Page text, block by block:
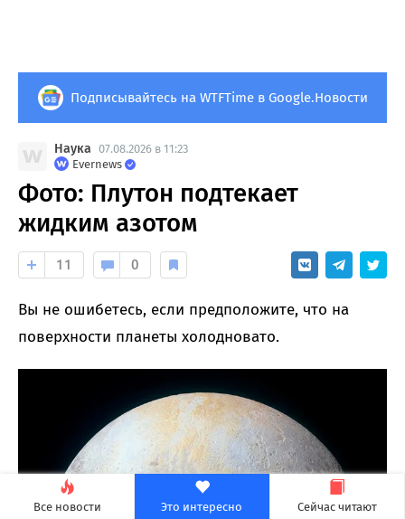
Все новости Это интересно Сейчас читают
Подписывайтесь на WTFTime в Google.Новости
Наука 07.08.2026 в 11:23
Evernews
Фото: Плутон подтекает
жидким азотом
11 0
Вы не ошибетесь, если предположите, что на
поверхности планеты холодновато.